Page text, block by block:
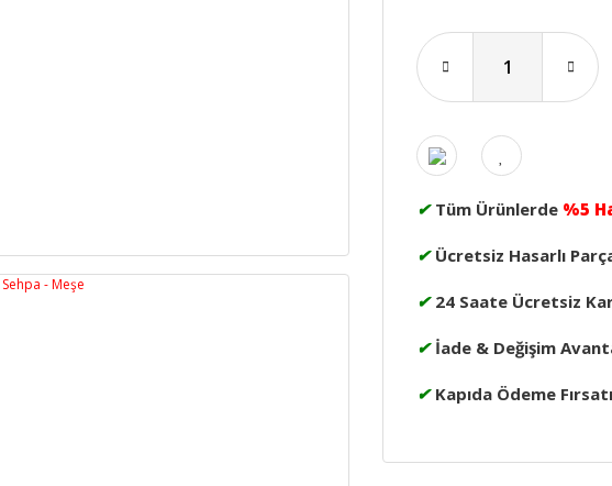
✔ Tüm Ürünlerde %5
✔ Ücretsiz Hasarlı
✔ 24 Saate Ücretsiz
✔ İade & Değişim
✔ Kapıda Ödeme Fırsatı